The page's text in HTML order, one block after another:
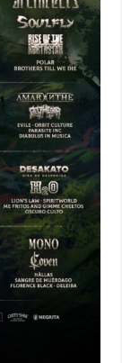
amaiera
Hamaika